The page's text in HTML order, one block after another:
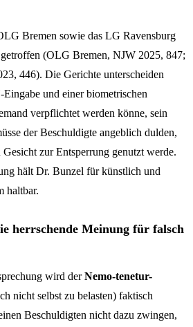
Bremen sowie das LG Ravensburg
(OLG Bremen, NJW 2025, 847;
446). Die Gerichte unterscheiden
und einer biometrischen
verpflichtet werden könne, sein
der Beschuldigte angeblich dulden,
Gesicht zur Entsperrung genutzt werde.
hält Dr. Bunzel für künstlich und
haltbar.
herrschende Meinung für falsch
wird derNemo-tenetur-
nicht selbst zu belasten) faktisch
Beschuldigten nicht dazu zwingen,